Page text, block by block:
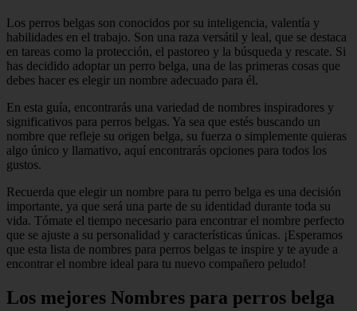
Los perros belgas son conocidos por su inteligencia, valentía y
habilidades en el trabajo. Son una raza versátil y leal, que se destaca
en tareas como la protección, el pastoreo y la búsqueda y rescate. Si
has decidido adoptar un perro belga, una de las primeras cosas que
debes hacer es elegir un nombre adecuado para él.
En esta guía, encontrarás una variedad de nombres inspiradores y
significativos para perros belgas. Ya sea que estés buscando un
nombre que refleje su origen belga, su fuerza o simplemente quieras
algo único y llamativo, aquí encontrarás opciones para todos los
gustos.
Recuerda que elegir un nombre para tu perro belga es una decisión
importante, ya que será una parte de su identidad durante toda su
vida. Tómate el tiempo necesario para encontrar el nombre perfecto
que se ajuste a su personalidad y características únicas. ¡Esperamos
que esta lista de nombres para perros belgas te inspire y te ayude a
encontrar el nombre ideal para tu nuevo compañero peludo!
Los mejores Nombres para perros belga